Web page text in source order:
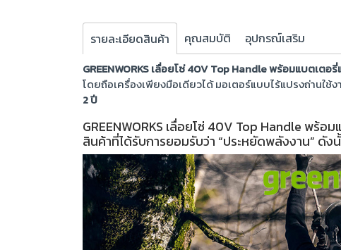
รายละเอียดสินค้า คุณสมบัติ อุปกรณ์เสริม
GREENWORKS เลื่อยโซ่ 40V Top Handle พร้อมแบตเตอ
โดยถือเครื่องเพียงมือเดียวได้ มอเตอร์แบบไร้แปรงถ่านใช้
2 ปี
GREENWORKS เลื่อยโซ่ 40V Top Handle พร้
สินค้าที่ได้รับการยอมรับว่า “ประหยัดพลังงาน” ดั